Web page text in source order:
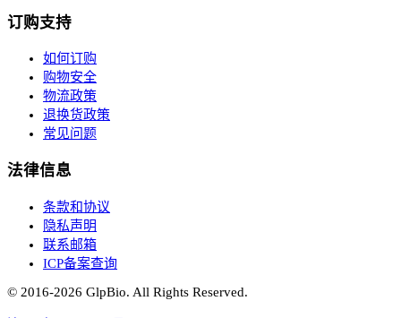
订购支持
如何订购
购物安全
物流政策
退换货政策
常见问题
法律信息
条款和协议
隐私声明
联系邮箱
ICP备案查询
© 2016-2026 GlpBio. All Rights Reserved.